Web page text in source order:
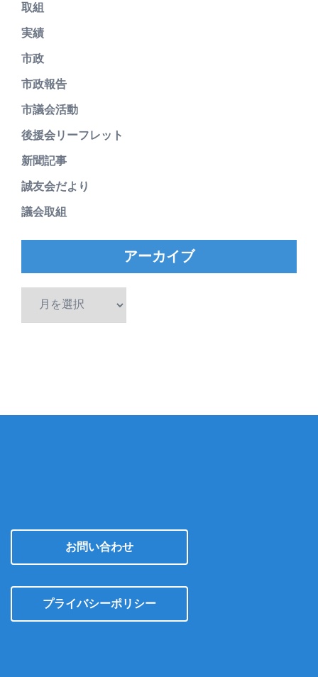
取組
実績
市政
市政報告
市議会活動
後援会リーフレット
新聞記事
誠友会だより
議会取組
アーカイブ
お問い合わせ
プライバシーポリシー